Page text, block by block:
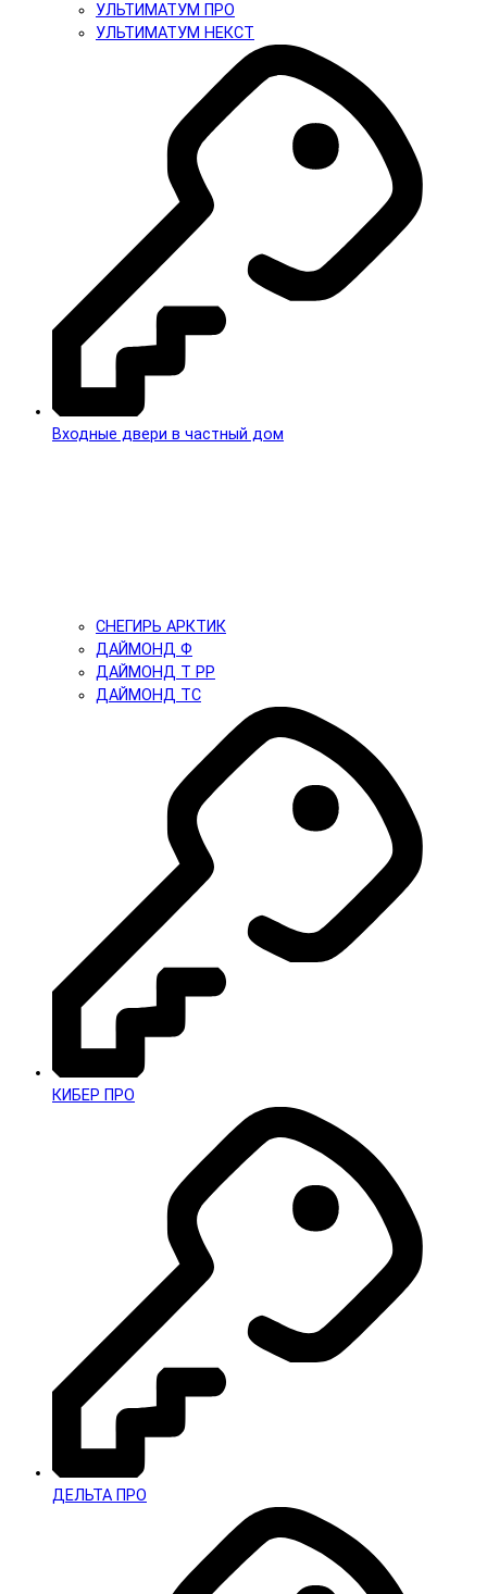
УЛЬТИМАТУМ ПРО
УЛЬТИМАТУМ НЕКСТ
Входные двери в частный дом
СНЕГИРЬ АРКТИК
ДАЙМОНД Ф
ДАЙМОНД Т PP
ДАЙМОНД ТС
КИБЕР ПРО
ДЕЛЬТА ПРО